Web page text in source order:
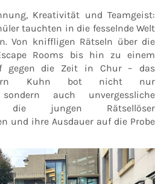
Kreativität und Teamgeist:
tauchten in die fesselnde Welt
Von kniffligen Rätseln über die
Rooms bis hin zu einem
gegen die Zeit in Chur – das
Kuhn bot nicht nur
sondern auch unvergessliche
die jungen Rätsellöser
und ihre Ausdauer auf die Probe